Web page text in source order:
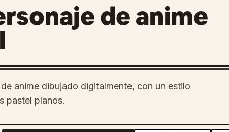
de anime
anime dibujado digitalmente, con un estilo
pastel planos.